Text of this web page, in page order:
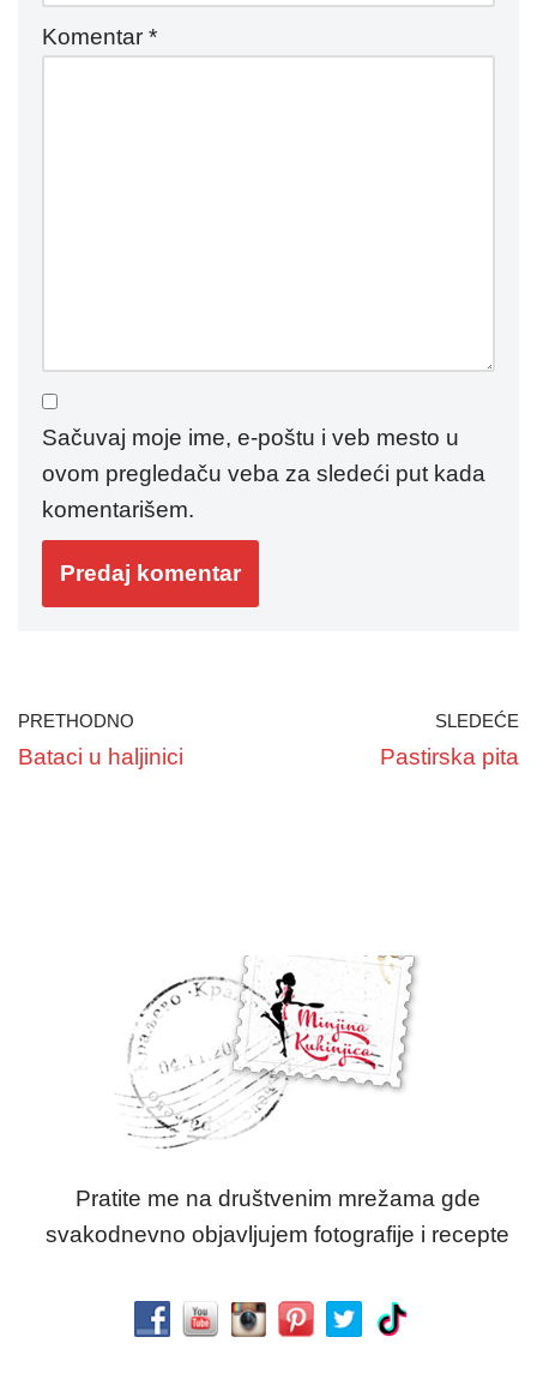
Komentar *
Sačuvaj moje ime, e-poštu i veb mesto u
ovom pregledaču veba za sledeći put kada
komentarišem.
PRETHODNO
Bataci u haljinici
SLEDEĆE
Pastirska pita
Pratite me na društvenim mrežama gde
svakodnevno objavljujem fotografije i recepte